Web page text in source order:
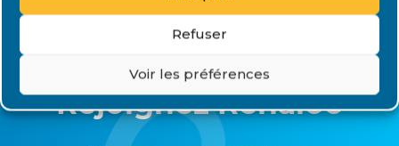
Refuser
Voir les préférences
Rejoignez Renaloo